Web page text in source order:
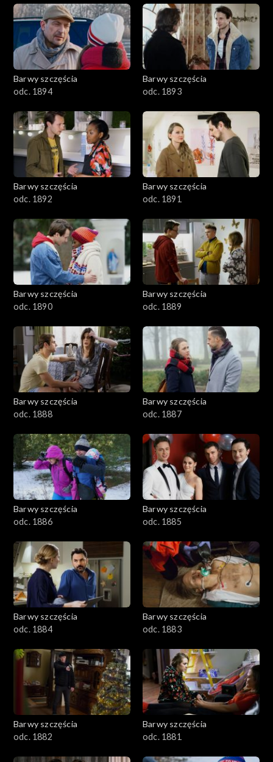
2201–2300
2101–2200
2001–2100
1801–1900
1701–1800
1601–1700
1501–1600
1401–1500
1301–1400
1101–1200
1001–1100
901–1000
801–900
782–800
Barwy szczęścia
odc. 1894
Barwy szczęścia
odc. 1893
Barwy szczęścia
odc. 1892
Barwy szczęścia
odc. 1891
Barwy szczęścia
odc. 1890
Barwy szczęścia
odc. 1889
Barwy szczęścia
odc. 1888
Barwy szczęścia
odc. 1887
Barwy szczęścia
odc. 1886
Barwy szczęścia
odc. 1885
Barwy szczęścia
odc. 1884
Barwy szczęścia
odc. 1883
Barwy szczęścia
odc. 1882
Barwy szczęścia
odc. 1881